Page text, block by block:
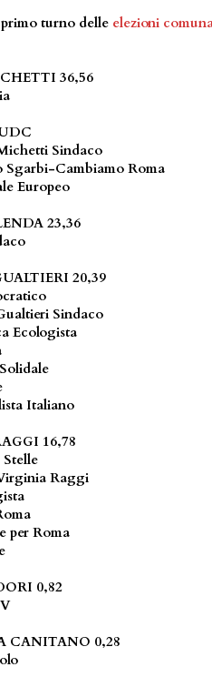
turno delle elezioni
36,56
Sindaco
Sgarbi-Cambiamo Roma
Europeo
23,36
20,39
Sindaco
Ecologista
Italiano
16,78
Raggi
per Roma
0,82
CANITANO 0,28
al Popolo